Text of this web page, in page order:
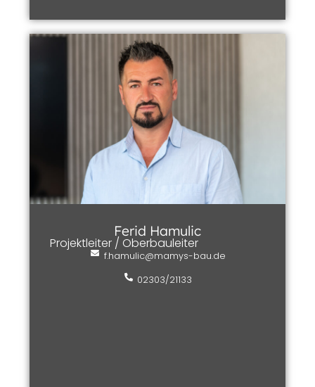
Ferid Hamulic
Projektleiter / Oberbauleiter
f.hamulic@mamys-bau.de
02303/21133